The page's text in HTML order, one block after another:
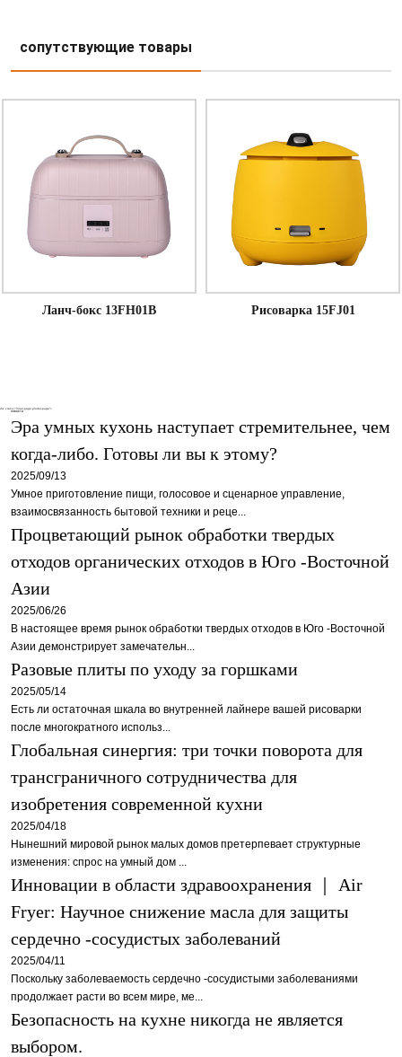
сопутствующие товары
Ланч-бокс 13FH01B Рисоварка 15FJ01
Эра умных кухонь наступает стремительнее, чем
когда-либо. Готовы ли вы к этому?
2025/09/13
Умное приготовление пищи, голосовое и сценарное управление,
взаимосвязанность бытовой техники и реце...
Процветающий рынок обработки твердых
отходов органических отходов в Юго -Восточной
Азии
2025/06/26
В настоящее время рынок обработки твердых отходов в Юго -Восточной
Азии демонстрирует замечательн...
Разовые плиты по уходу за горшками
2025/05/14
Есть ли остаточная шкала во внутренней лайнере вашей рисоварки
после многократного использ...
Глобальная синергия: три точки поворота для
трансграничного сотрудничества для
изобретения современной кухни
2025/04/18
Нынешний мировой рынок малых домов претерпевает структурные
изменения: спрос на умный дом ...
Инновации в области здравоохранения ｜ Air
Fryer: Научное снижение масла для защиты
сердечно -сосудистых заболеваний
2025/04/11
Поскольку заболеваемость сердечно -сосудистыми заболеваниями
продолжает расти во всем мире, ме...
Безопасность на кухне никогда не является
выбором.